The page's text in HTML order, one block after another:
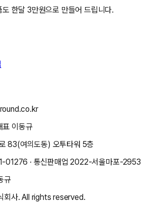
한달 3만원으로 만들어 드립니다.
표 이동규
83(여의도동) 오투타워 5층
01276 · 통신판매업2022-서울마포-2953
규
회사. All rights reserved.